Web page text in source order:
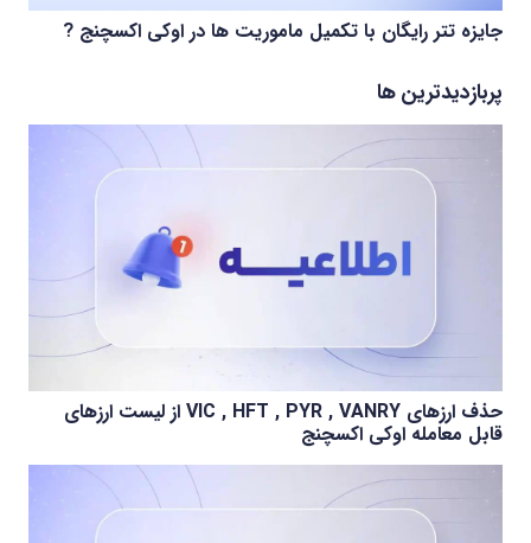
جایزه تتر رایگان با تکمیل ماموریت ها در اوکی اکسچنج ?
پربازدیدترین ها
حذف ارزهای VIC , HFT , PYR , VANRY از لیست ارزهای
قابل معامله اوکی اکسچنج